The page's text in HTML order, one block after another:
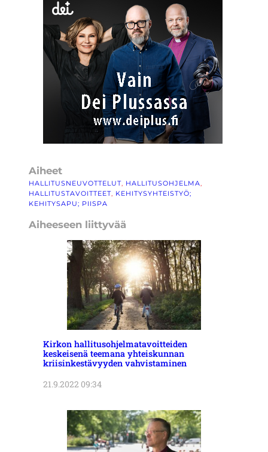
Aiheet
HALLITUSNEUVOTTELUT, HALLITUSOHJELMA
HALLITUSTAVOITTEET, KEHITYSYHTEISTYÖ;
KEHITYSAPU; PIISPA
Aiheeseen liittyvää
Kirkon hallitusohjelmatavoitteiden
keskeisenä teemana yhteiskunnan
kriisinkestävyyden vahvistaminen
21.9.2022 09:34